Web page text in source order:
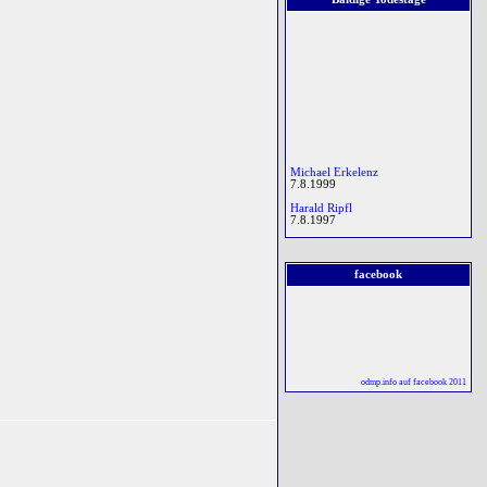
Michael Erkelenz
7.8.1999
Harald Ripfl
7.8.1997
Randolf Virnich
Rudolf Spranger
7.8.1951
Konrad Stöglehner
8.8.1979
facebook
odmp.info auf facebook 2011